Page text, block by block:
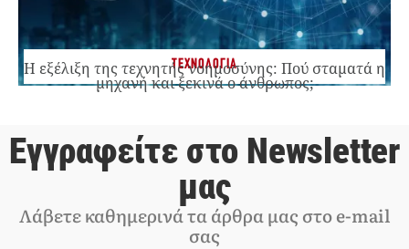
ΤΕΧΝΟΛΟΓΙΑ
Η εξέλιξη της τεχνητής νοημοσύνης: Πού σταματά η
μηχανή και ξεκινά ο άνθρωπος;
Εγγραφείτε στο Newsletter
μας
Λάβετε καθημερινά τα άρθρα μας στο e-mail
σας